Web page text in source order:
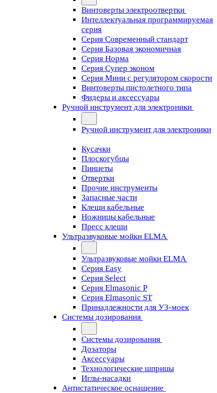
Винтоверты электроотвертки
Интеллектуальная программируемая
серия
Серия Современный стандарт
Серия Базовая экономичная
Серия Норма
Серия Cупер эконом
Серия Мини с регулятором скорости
Винтоверты пистолетного типа
Фидеры и аксессуары
Ручной инструмент для электроники
Ручной инструмент для электроники
Кусачки
Плоскогубцы
Пинцеты
Отвертки
Прочие инструменты
Запасные части
Клещи кабельные
Ножницы кабельные
Пресс клещи
Ультразвуковые мойки ELMA
Ультразвуковые мойки ELMA
Серия Easy
Серия Select
Серия Elmasonic P
Серия Elmasonic ST
Принадлежности для УЗ-моек
Системы дозирования
Системы дозирования
Дозаторы
Аксессуары
Технологические шприцы
Иглы-насадки
Антистатическое оснащение